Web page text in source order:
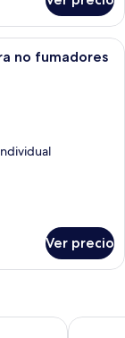
cabecera de
no fumadores
Ver precio
Casa